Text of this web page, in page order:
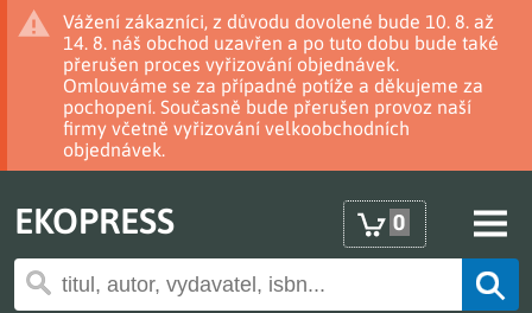
Vážení zákazníci, z důvodu dovolené bude 10. 8. až
14. 8. náš obchod uzavřen a po tuto dobu bude také
přerušen proces vyřizování objednávek.
Omlouváme se za případné potíže a děkujeme za
pochopení. Současně bude přerušen provoz naší
firmy včetně vyřizování velkoobchodních
objednávek.
EKOPRESS 0